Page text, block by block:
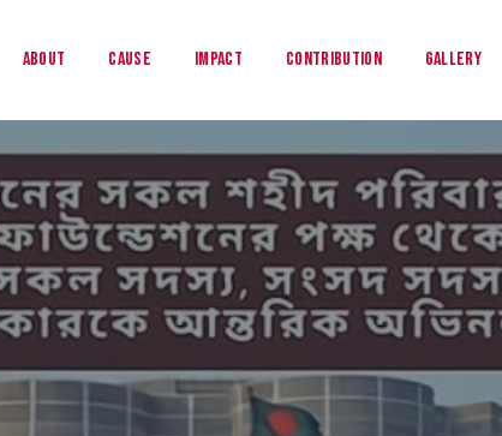
About Cause Impact Contribution Gallery